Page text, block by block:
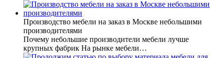
Производство мебели на заказ в Москве небольшими
производителями
Почему небольшие производители мебели лучше
крупных фабрик На рынке мебели…